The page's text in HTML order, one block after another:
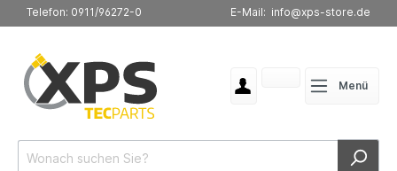
Telefon: 0911/96272-0 E-Mail: info@xps-store.de
Menü